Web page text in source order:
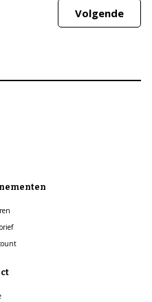
Volgende